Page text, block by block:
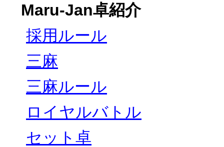
Maru-Jan卓紹介
採用ルール
三麻
三麻ルール
ロイヤルバトル
セット卓